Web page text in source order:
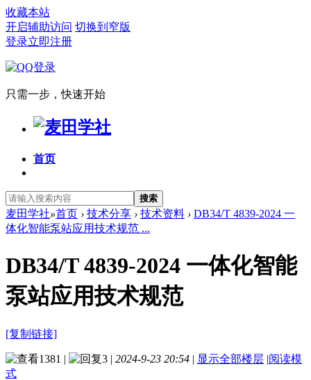
收藏本站
开启辅助访问 切换到窄版
登录立即注册
只需一步，快速开始
首页
搜索
麦田学社»首页 › 技术分享 › 技术资料 › DB34/T 4839-2024 一
体化智能泵站应用技术规范 ...
DB34/T 4839-2024 一体化智能
泵站应用技术规范
[复制链接]
1381 | 3 | 2024-9-23 20:54 | 显示全部楼层 |阅读模
式